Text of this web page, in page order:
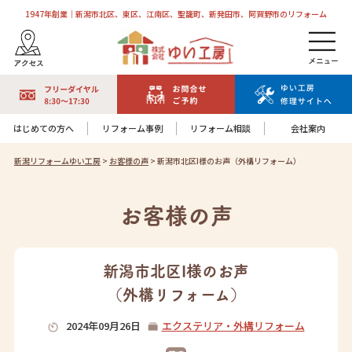
1947年創業｜新潟市北区、東区、江南区、聖籠町、新発田市、阿賀野市のリフォーム
はじめての方へ リフォーム事例 リフォーム相談 会社案内
新潟リフォームゆい工房> お客様の声> 新潟市北区I様のお声（外構リフォーム）
お客様の声
新潟市北区I様のお声
（外構リフォーム）
2024年09月26日 エクステリア・外構リフォーム